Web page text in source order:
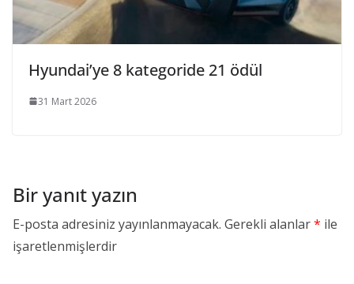
Hyundai’ye 8 kategoride 21 ödül
31 Mart 2026
Bir yanıt yazın
E-posta adresiniz yayınlanmayacak. Gerekli alanlar* ile
işaretlenmişlerdir